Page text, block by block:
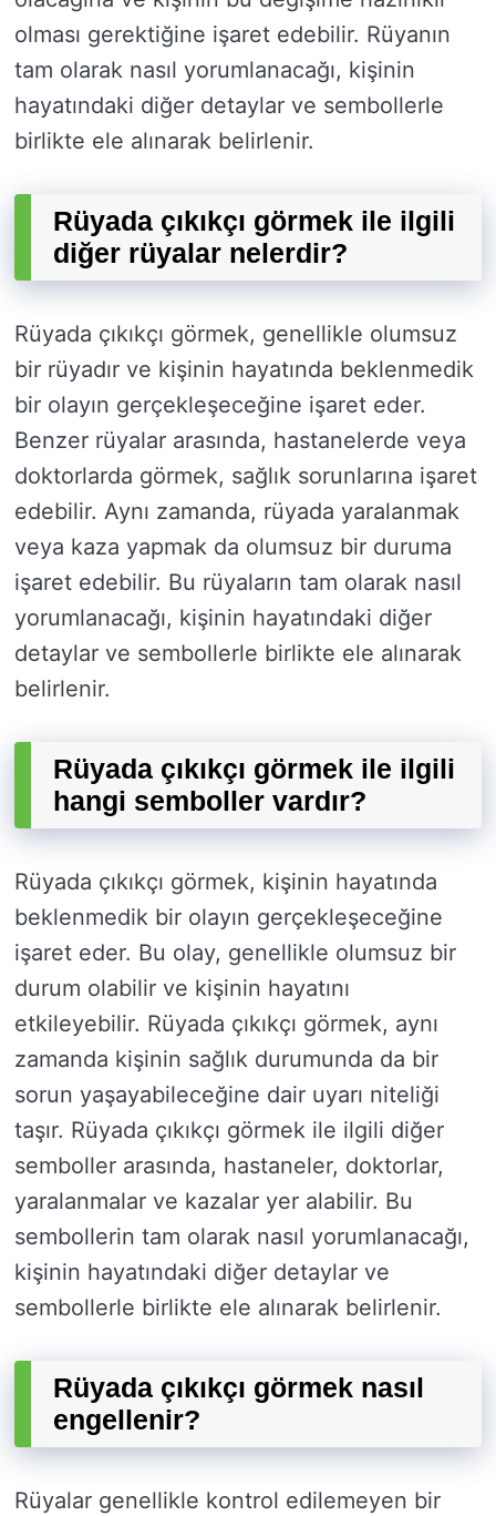
olması gerektiğine işaret edebilir. Rüyanın
tam olarak nasıl yorumlanacağı, kişinin
hayatındaki diğer detaylar ve sembollerle
birlikte ele alınarak belirlenir.
Rüyada çıkıkçı görmek ile ilgili
diğer rüyalar nelerdir?
Rüyada çıkıkçı görmek, genellikle olumsuz
bir rüyadır ve kişinin hayatında beklenmedik
bir olayın gerçekleşeceğine işaret eder.
Benzer rüyalar arasında, hastanelerde veya
doktorlarda görmek, sağlık sorunlarına işaret
edebilir. Aynı zamanda, rüyada yaralanmak
veya kaza yapmak da olumsuz bir duruma
işaret edebilir. Bu rüyaların tam olarak nasıl
yorumlanacağı, kişinin hayatındaki diğer
detaylar ve sembollerle birlikte ele alınarak
belirlenir.
Rüyada çıkıkçı görmek ile ilgili
hangi semboller vardır?
Rüyada çıkıkçı görmek, kişinin hayatında
beklenmedik bir olayın gerçekleşeceğine
işaret eder. Bu olay, genellikle olumsuz bir
durum olabilir ve kişinin hayatını
etkileyebilir. Rüyada çıkıkçı görmek, aynı
zamanda kişinin sağlık durumunda da bir
sorun yaşayabileceğine dair uyarı niteliği
taşır. Rüyada çıkıkçı görmek ile ilgili diğer
semboller arasında, hastaneler, doktorlar,
yaralanmalar ve kazalar yer alabilir. Bu
sembollerin tam olarak nasıl yorumlanacağı,
kişinin hayatındaki diğer detaylar ve
sembollerle birlikte ele alınarak belirlenir.
Rüyada çıkıkçı görmek nasıl
engellenir?
Rüyalar genellikle kontrol edilemeyen bir